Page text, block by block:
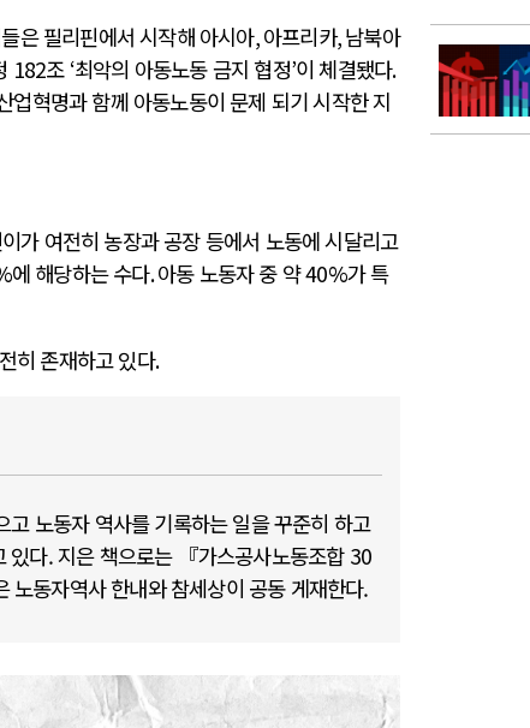
은 필리핀에서 시작해 아시아,아프리카,남북아
182조 ‘최악의 아동노동 금지 협정’이 체결됐다.
업혁명과 함께 아동노동이 문제 되기 시작한 지
가 여전히 농장과 공장 등에서 노동에 시달리고
에 해당하는 수다.아동 노동자 중 약40%가 특
히 존재하고 있다.
노동자 역사를 기록하는 일을 꾸준히 하고
다. 지은 책으로는 『가스공사노동조합 30
동자역사 한내와 참세상이 공동 게재한다.